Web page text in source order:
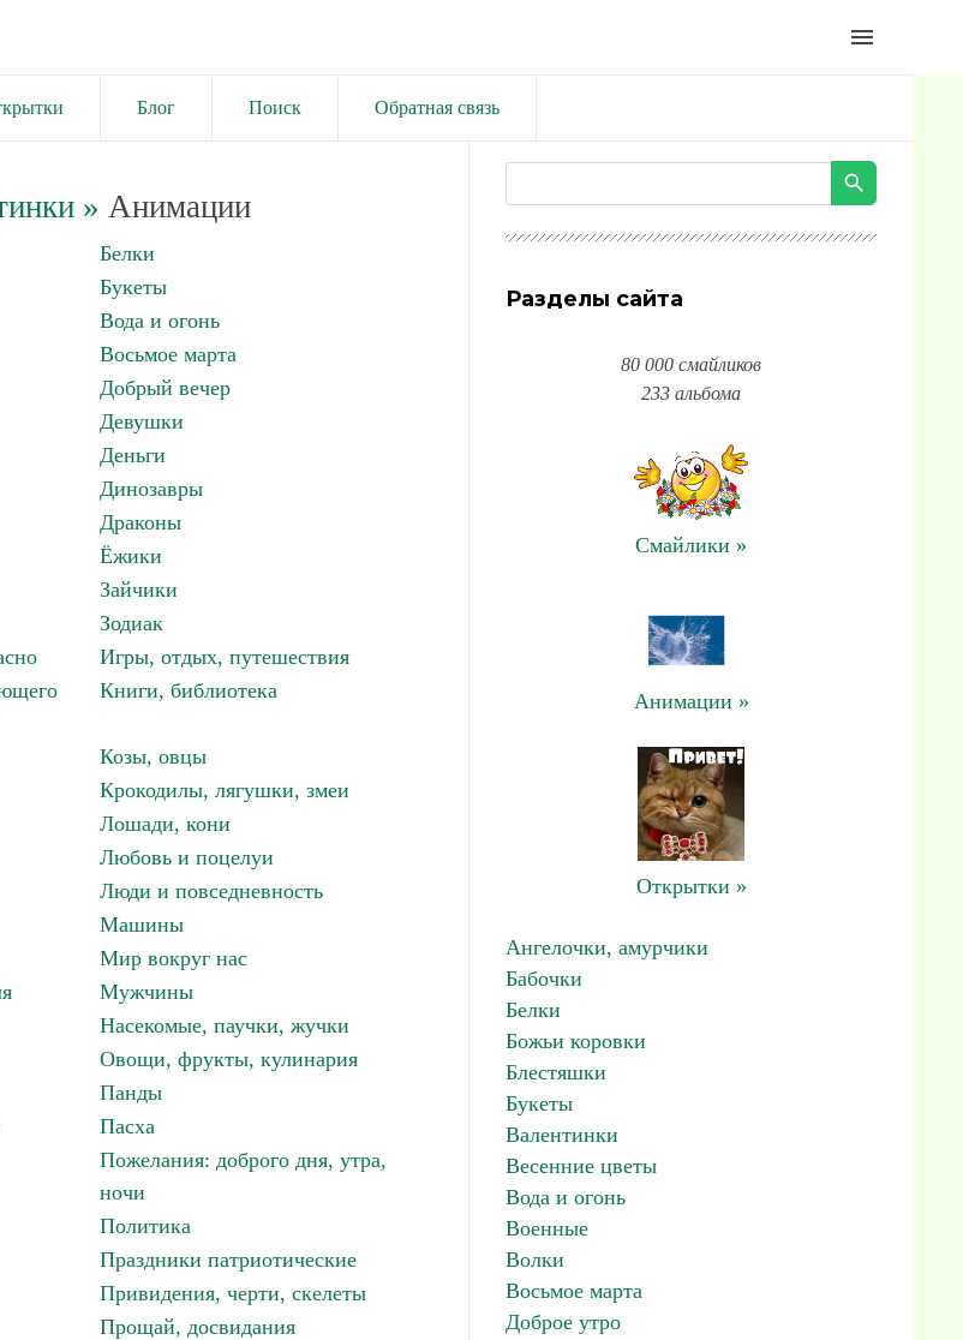
menu
Блог Поиск Обратная связь
» Анимации
Белки
Букеты
Вода и огонь
Восьмое марта
Добрый вечер
Девушки
Деньги
Динозавры
Драконы
Ёжики
Зайчики
Зодиак
Игры, отдых, путешествия
Книги, библиотека
Козы, овцы
Крокодилы, лягушки, змеи
Лошади, кони
Любовь и поцелуи
Люди и повседневность
Машины
Мир вокруг нас
Мужчины
Насекомые, паучки, жучки
Овощи, фрукты, кулинария
Панды
Пасха
Пожелания: доброго дня, утра,
ночи
Политика
Праздники патриотические
Привидения, черти, скелеты
Прощай, досвидания
Разделы сайта
80 000 смайликов
233 альбома
Смайлики »
Анимации »
Открытки »
Ангелочки, амурчики
Бабочки
Белки
Божьи коровки
Блестяшки
Букеты
Валентинки
Весенние цветы
Вода и огонь
Военные
Волки
Восьмое марта
Доброе утро